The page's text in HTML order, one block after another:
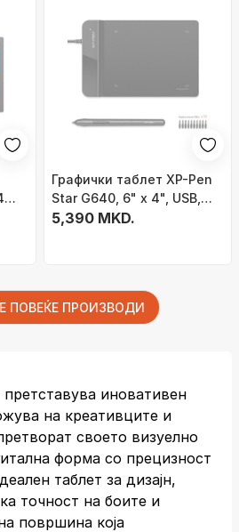
zi
Графички таблет XP-Pen
Star G640, 6" x 4", USB,
црн
5,390 MKD.
ПОВЕЌЕ ПРОИЗВОДИ
иновативен
на креативците и
своето визуелно
форма со прецизност
таблет за дизајн,
точност на боите и
површина која